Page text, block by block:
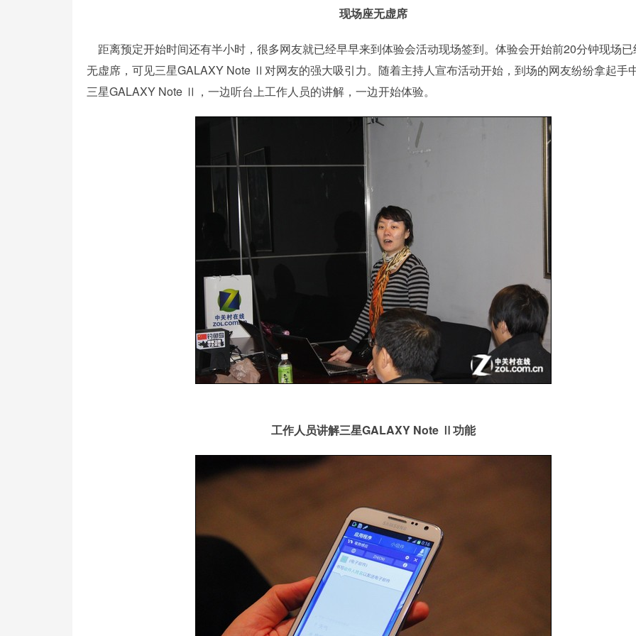
现场座无虚席
距离预定开始时间还有半小时，很多网友就已经早早来到体验会活动现场签到。体验会开始前20分钟现场已
无虚席，可见三星GALAXY Note Ⅱ对网友的强大吸引力。随着主持人宣布活动开始，到场的网友纷纷拿起手
三星GALAXY Note Ⅱ，一边听台上工作人员的讲解，一边开始体验。
工作人员讲解三星GALAXY Note Ⅱ功能